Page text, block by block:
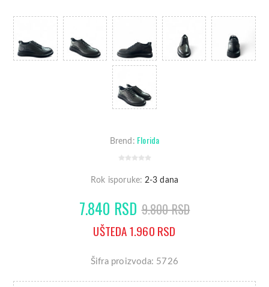
Brend: Florida
Rok isporuke: 2-3 dana
7.840 RSD 9.800 RSD
UŠTEDA 1.960 RSD
Šifra proizvoda: 5726